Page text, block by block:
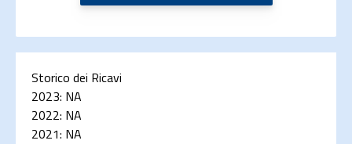
Storico dei Ricavi
2023: NA
2022: NA
2021: NA